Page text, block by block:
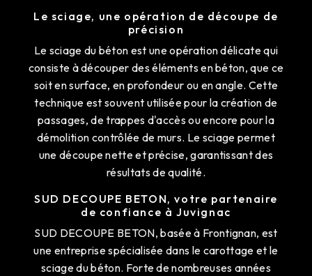
Le sciage, une opération de découpe de
précision
Le sciage du béton est une opération délicate qui
consiste à découper des éléments en béton, que ce
soit en surface, en profondeur ou en angle. Cette
technique est souvent utilisée pour la création de
passages, de trappes d'accès ou encore pour la
démolition contrôlée de murs. Le sciage permet
une découpe nette et précise, garantissant des
résultats de qualité.
SUD DECOUPE BETON, votre partenaire
de confiance à Juvignac
SUD DECOUPE BETON, basée à Frontignan, est
une entreprise spécialisée dans le carottage et le
sciage du béton. Forte de nombreuses années